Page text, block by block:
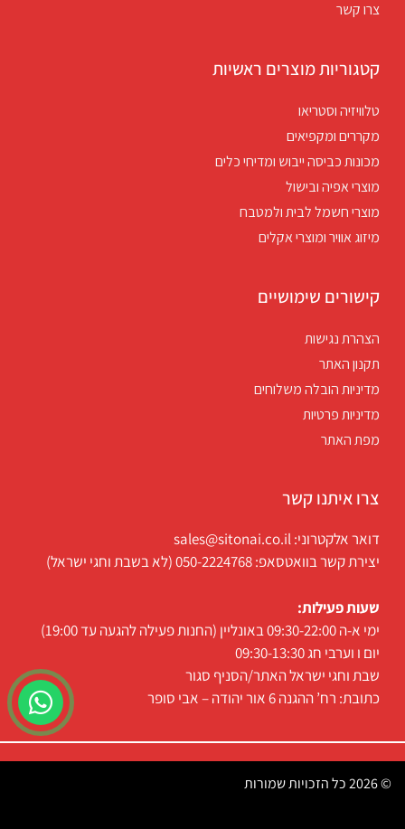
צרו קשר
קטגוריות מוצרים ראשיות
טלוויזיה וסטריאו
מקררים ומקפיאים
מכונות כביסה ייבוש ומדיחי כלים
מוצרי אפיה ובישול
מוצרי חשמל לבית ולמטבח
מיזוג אוויר ומוצרי אקלים
קישורים שימושיים
הצהרת נגישות
תקנון האתר
מדיניות הובלה משלוחים
מדיניות פרטיות
מפת האתר
צרו איתנו קשר
דואר אלקטרוני: sales@sitonai.co.il
יצירת קשר בוואטסאפ: 050-2224768 (לא בשבת וחגי ישראל)
שעות פעילות:
ימי א-ה 09:30-22:00 באונליין (החנות פעילה להגעה עד 19:00)
יום ו וערבי חג 09:30-13:30
שבת וחגי ישראל האתר/הסניף סגור
כתובת: רח’ ההגנה 6 אור יהודה – אבי סופר
© 2026 כל הזכויות שמורות